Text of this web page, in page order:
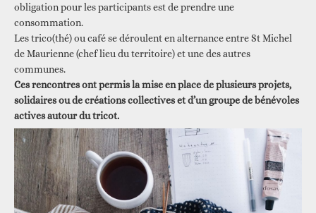
obligation pour les participants est de prendre une
consommation.
Les trico(thé) ou café se déroulent en alternance entre St Michel
de Maurienne (chef lieu du territoire) et une des autres
communes.
Ces rencontres ont permis la mise en place de plusieurs projets,
solidaires ou de créations collectives et d’un groupe de bénévoles
actives autour du tricot.